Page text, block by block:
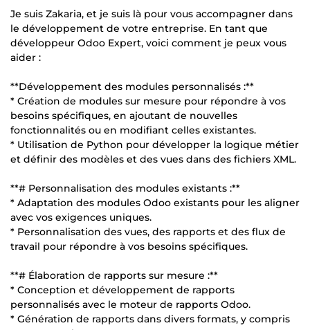
Je suis Zakaria, et je suis là pour vous accompagner dans
le développement de votre entreprise. En tant que
développeur Odoo Expert, voici comment je peux vous
aider :
**Développement des modules personnalisés :**
* Création de modules sur mesure pour répondre à vos
besoins spécifiques, en ajoutant de nouvelles
fonctionnalités ou en modifiant celles existantes.
* Utilisation de Python pour développer la logique métier
et définir des modèles et des vues dans des fichiers XML.
**# Personnalisation des modules existants :**
* Adaptation des modules Odoo existants pour les aligner
avec vos exigences uniques.
* Personnalisation des vues, des rapports et des flux de
travail pour répondre à vos besoins spécifiques.
**# Élaboration de rapports sur mesure :**
* Conception et développement de rapports
personnalisés avec le moteur de rapports Odoo.
* Génération de rapports dans divers formats, y compris